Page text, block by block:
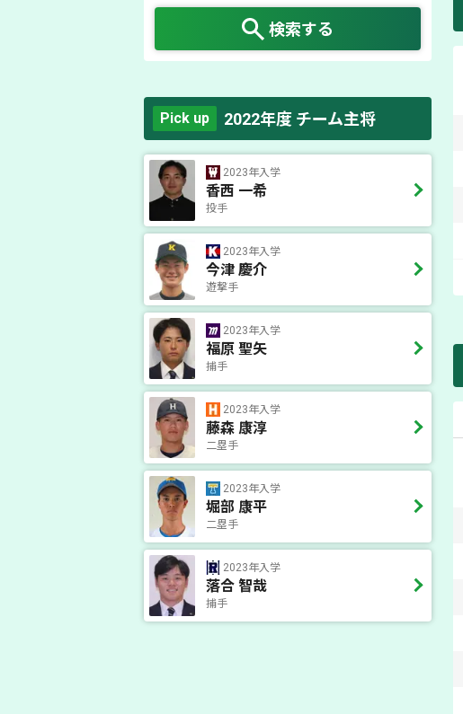
検索する
Pick up 2022年度 チーム主将
2023年入学
香西 一希
投手
2023年入学
今津 慶介
遊撃手
2023年入学
福原 聖矢
捕手
2023年入学
藤森 康淳
二塁手
2023年入学
堀部 康平
二塁手
2023年入学
落合 智哉
捕手